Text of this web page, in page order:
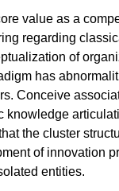
value as a
regarding
of
has
Conceive
the cluster
of innovation
entities.